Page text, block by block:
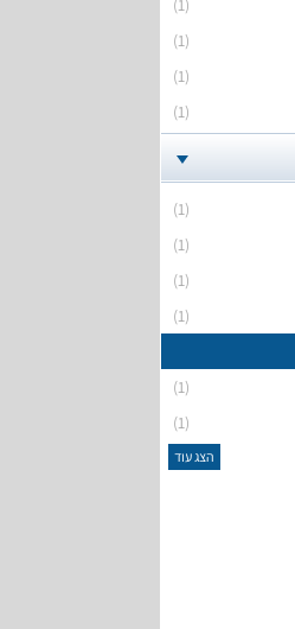
(1)
(1)
(1)
(1)
(1)
(1)
(1)
(1)
(1)
(1)
הצג עוד